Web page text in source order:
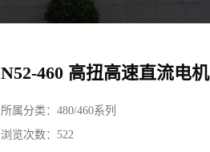
N52-460 高扭高速直流电机
所属分类： 480/460系列
浏览次数： 522